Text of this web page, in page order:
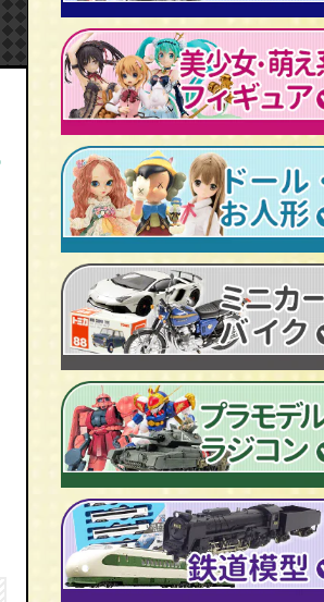
ミクロマン
レトロプラモデル
旧トランスフォーマー
ビンテージ セルロイド人形
仮面ライダーカード
マルサン/MARUSAN
ブルマァク/BULLMARK
ポピー/POPY
旧タカラ/TAKARA
旧バンダイ/BANDAI
タカトクトイス/T.T
中嶋製作所
ヨネザワ/米澤玩具
北斗の拳
ルパン三世
鉄人28号
新世紀エヴァンゲリオン
AKIRA/アキラ
ドラゴンクエスト
ファイナルファンタジー/FF
P.O.P
RAH
CCP キン肉マン
超像可動
聖闘士聖衣神話
Figuarts/フィギュアーツ
ワールドコレクタブル
プレイモービル
ゴジラ
人造人間キカイダー
牙狼-GARO
機動戦士ガンダム
マジンガーＺ
ゲッターロボ
トランスフォーマー
マクロス
メタルヒーローシリーズ
スーパー戦隊
超合金魂
ROBOT魂
RAH
マスターピース
M1号
S.H.モンスターアーツ
ULTRA-ACT
SDX
スターウォーズ
プレデター/PREDATOR
エイリアン/ALIEN
ターミネーター
ロボコップ
バットマン
グレムリン
バイオハザード
ディズニー
リビングデッドドールズ/LDD
ホットトイズ/HOT TOYS
サイドショウ/SIDE SHOW
パリセイズ/PALISADES
メズコ/MEZCO
プレイアーツ/PLAY ARTS
セーラームーン
魔法少女まどか☆マギカ
フェイト/Fate
武装神姫
魔法少女リリカルなのは
艦隊これくしょん -艦これ-
けいおん！
すーぱーそに子
一騎当千
東方Project
涼宮ハルヒの憂鬱
化物語・偽物語
百花繚乱
ブライス/Blythe
スーパードルフィー/ドルフィードリーム
アゾンドール/AZONE
モモコ/momoko
ハイブリッドアクティブ/HAF
えっくす☆きゅーと
ピュアニーモ
リカちゃん
バービー
トミカ/TOMICA
エブロ/EBBRO
ミニチャンプス
hpiレーシング
ノレブ/NOREV
ガンダム/GUNDAM